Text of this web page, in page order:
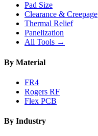
Pad Size
Clearance & Creepage
Thermal Relief
Panelization
All Tools →
By Material
FR4
Rogers RF
Flex PCB
By Industry